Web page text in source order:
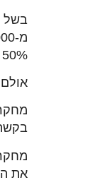
בשל
50% מחובותיהם הלא מוגנים, בסכום כולל של 100,000 ₪
את